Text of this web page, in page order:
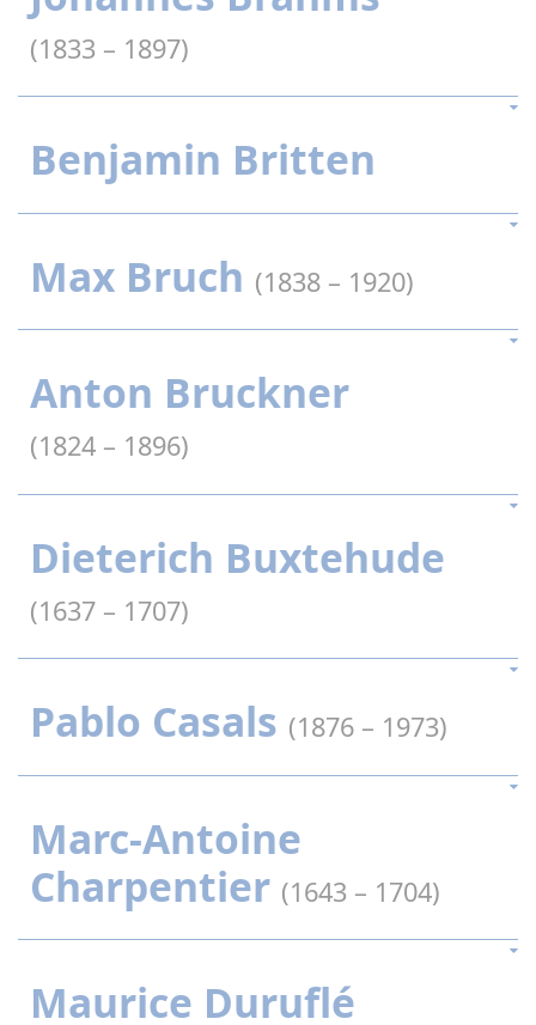
(1833 – 1897)
Benjamin Britten
Max Bruch (1838 – 1920)
Anton Bruckner
(1824 – 1896)
Dieterich Buxtehude
(1637 – 1707)
Pablo Casals (1876 – 1973)
Marc-Antoine
Charpentier (1643 – 1704)
Maurice Duruflé